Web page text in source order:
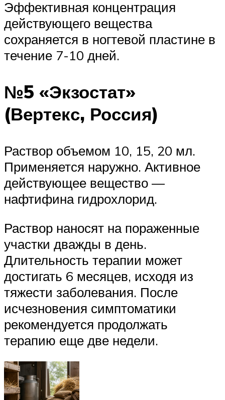
Эффективная концентрация
действующего вещества
сохраняется в ногтевой пластине в
течение 7-10 дней.
№5 «Экзостат»
(Вертекс, Россия)
Раствор объемом 10, 15, 20 мл.
Применяется наружно. Активное
действующее вещество —
нафтифина гидрохлорид.
Раствор наносят на пораженные
участки дважды в день.
Длительность терапии может
достигать 6 месяцев, исходя из
тяжести заболевания. После
исчезновения симптоматики
рекомендуется продолжать
терапию еще две недели.